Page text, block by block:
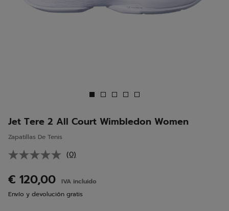
Jet Tere 2 All Court Wimbledon Women
Zapatillas De Tenis
Sin
en
la
misma
(0)
€ 120,00
IVA incluido
Envío y devolución gratis